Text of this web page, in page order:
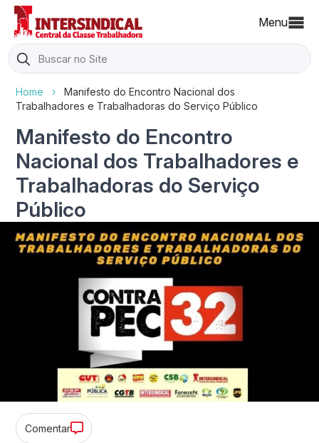
Menu
Search
for:
Home ›
Manifesto do Encontro Nacional dos
Trabalhadores e Trabalhadoras do Serviço Público
Manifesto do Encontro
Nacional dos Trabalhadores e
Trabalhadoras do Serviço
Público
Comentar